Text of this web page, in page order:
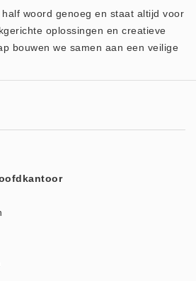
(11)
woord genoeg en staat altijd voor
oplossingen en creatieve
bouwen we samen aan een veilige